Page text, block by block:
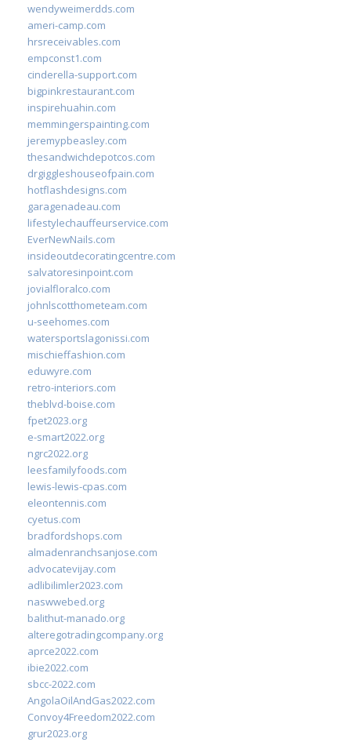
wendyweimerdds.com
ameri-camp.com
hrsreceivables.com
empconst1.com
cinderella-support.com
bigpinkrestaurant.com
inspirehuahin.com
memmingerspainting.com
jeremypbeasley.com
thesandwichdepotcos.com
drgiggleshouseofpain.com
hotflashdesigns.com
garagenadeau.com
lifestylechauffeurservice.com
EverNewNails.com
insideoutdecoratingcentre.com
salvatoresinpoint.com
jovialfloralco.com
johnlscotthometeam.com
u-seehomes.com
watersportslagonissi.com
mischieffashion.com
eduwyre.com
retro-interiors.com
theblvd-boise.com
fpet2023.org
e-smart2022.org
ngrc2022.org
leesfamilyfoods.com
lewis-lewis-cpas.com
eleontennis.com
cyetus.com
bradfordshops.com
almadenranchsanjose.com
advocatevijay.com
adlibilimler2023.com
naswwebed.org
balithut-manado.org
alteregotradingcompany.org
aprce2022.com
ibie2022.com
sbcc-2022.com
AngolaOilAndGas2022.com
Convoy4Freedom2022.com
grur2023.org